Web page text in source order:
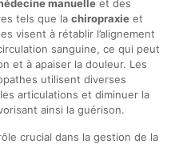
manuelleet des
tels que la chiropraxieet
visent à rétablir l’alignement
sanguine, ce qui peut
et à apaiser la douleur. Les
utilisent diverses
articulations et diminuer la
ainsi la guérison.
crucial dans la gestion de la